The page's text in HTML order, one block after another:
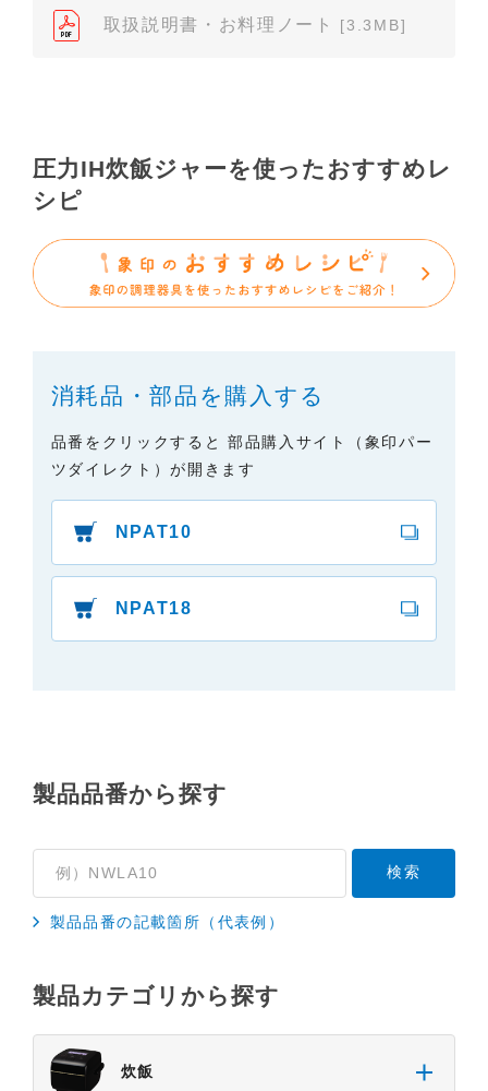
売店、また弊社「お客様ご相談センター」まで、ご
依頼いただきますようお願いします（※）。ただ
（3）本サイトに掲載されている取扱説明書の対象機
種が、生産中止などの理由でご購入できない場合も
ありますので、あらかじめご了承ください。
（※）みまもりほっとラインサービスでご使用され
ている専用の製品（レンタル品）につきましては、
弊社「
みまもりほっとライン相談窓口
製品の仕様変更などで、取扱説明書の内容は変更さ
扱説明書の内容が、製品に同梱されている取扱説明
書の内容と異なる場合がありますので、あらかじめ
ご了承ください。
３．安全上のご注意
「使用上のご注意」や「安全上のご注意」など安全
に関する注意事項は、取扱説明書作成時点での法的
基準や業界基準に拠った内容になっております。製
ている専用の製品（レンタル品）につきましては、
い合わせくださいますようお願いします。
本サイトに情報を掲載する際には、細心の注意を払
かじめご了承ください。
安全であること。
・掲載された情報が常に最新のものであること。
取扱説明書・お料理ノート [3.3MB]
圧力IH炊飯ジャーを使ったおすすめレ
シピ
消耗品・部品を購入する
品番をクリックすると 部品購入サイト（象印パー
ツダイレクト）が開きます
NPAT10
NPAT18
製品品番から探す
製品品番の記載箇所（代表例）
製品カテゴリから探す
炊飯